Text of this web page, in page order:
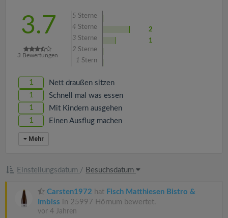
3.7
3 Bewertungen
5 Sterne
4 Sterne
2
3 Sterne
1
2 Sterne
1 Stern
1 Nett draußen sitzen
1 Schnell mal was essen
1 Mit Kindern ausgehen
1 Einen Ausflug machen
Mehr
Einstellungsdatum / Besuchsdatum
Carsten1972 hat Fisch Matthiesen Bistro &
Imbiss in 25997 Hörnum bewertet.
vor 4 Jahren